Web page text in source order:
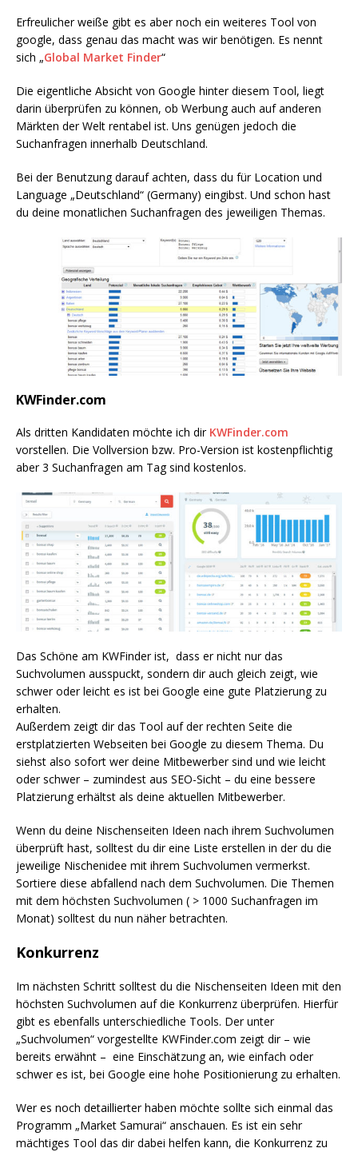
Erfreulicher weiße gibt es aber noch ein weiteres Tool von
google, dass genau das macht was wir benötigen. Es nennt
sich „Global Market Finder“
Die eigentliche Absicht von Google hinter diesem Tool, liegt
darin überprüfen zu können, ob Werbung auch auf anderen
Märkten der Welt rentabel ist. Uns genügen jedoch die
Suchanfragen innerhalb Deutschland.
Bei der Benutzung darauf achten, dass du für Location und
Language „Deutschland“ (Germany) eingibst. Und schon hast
du deine monatlichen Suchanfragen des jeweiligen Themas.
KWFinder.com
Als dritten Kandidaten möchte ich dir KWFinder.com
vorstellen. Die Vollversion bzw. Pro-Version ist kostenpflichtig
aber 3 Suchanfragen am Tag sind kostenlos.
Das Schöne am KWFinder ist, dass er nicht nur das
Suchvolumen ausspuckt, sondern dir auch gleich zeigt, wie
schwer oder leicht es ist bei Google eine gute Platzierung zu
erhalten.
Außerdem zeigt dir das Tool auf der rechten Seite die
erstplatzierten Webseiten bei Google zu diesem Thema. Du
siehst also sofort wer deine Mitbewerber sind und wie leicht
oder schwer – zumindest aus SEO-Sicht – du eine bessere
Platzierung erhältst als deine aktuellen Mitbewerber.
Wenn du deine Nischenseiten Ideen nach ihrem Suchvolumen
überprüft hast, solltest du dir eine Liste erstellen in der du die
jeweilige Nischenidee mit ihrem Suchvolumen vermerkst.
Sortiere diese abfallend nach dem Suchvolumen. Die Themen
mit dem höchsten Suchvolumen ( > 1000 Suchanfragen im
Monat) solltest du nun näher betrachten.
Konkurrenz
Im nächsten Schritt solltest du die Nischenseiten Ideen mit den
höchsten Suchvolumen auf die Konkurrenz überprüfen. Hierfür
gibt es ebenfalls unterschiedliche Tools. Der unter
„Suchvolumen“ vorgestellte KWFinder.com zeigt dir – wie
bereits erwähnt – eine Einschätzung an, wie einfach oder
schwer es ist, bei Google eine hohe Positionierung zu erhalten.
Wer es noch detaillierter haben möchte sollte sich einmal das
Programm „Market Samurai“ anschauen. Es ist ein sehr
mächtiges Tool das dir dabei helfen kann, die Konkurrenz zu